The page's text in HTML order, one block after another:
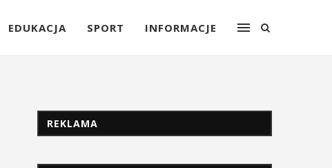
EDUKACJA SPORT INFORMACJE
REKLAMA